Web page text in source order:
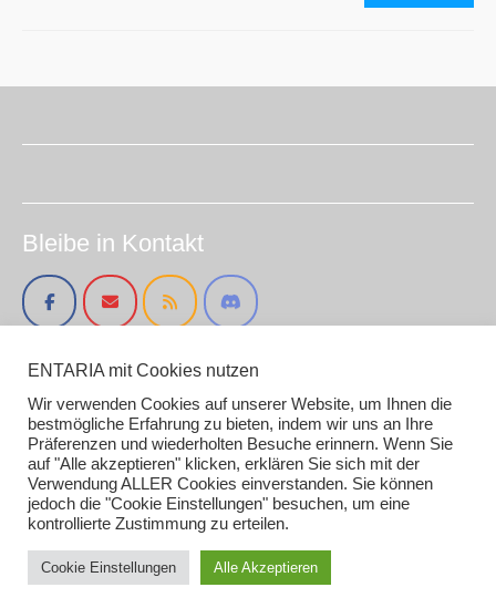
Bleibe in Kontakt
Impressum (smirc.de)
Datenschutz
Gender / AI Grafiken oder Texten
Copyright 2026
ENTARIA mit Cookies nutzen
Wir verwenden Cookies auf unserer Website, um Ihnen die
bestmögliche Erfahrung zu bieten, indem wir uns an Ihre
Präferenzen und wiederholten Besuche erinnern. Wenn Sie
auf "Alle akzeptieren" klicken, erklären Sie sich mit der
Verwendung ALLER Cookies einverstanden. Sie können
jedoch die "Cookie Einstellungen" besuchen, um eine
kontrollierte Zustimmung zu erteilen.
Cookie Einstellungen Alle Akzeptieren